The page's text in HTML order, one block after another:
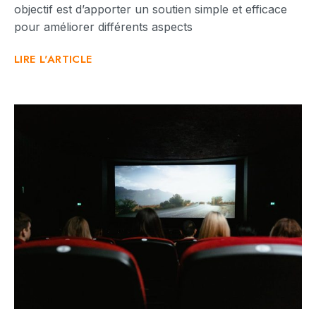
objectif est d’apporter un soutien simple et efficace
pour améliorer différents aspects
LIRE L'ARTICLE